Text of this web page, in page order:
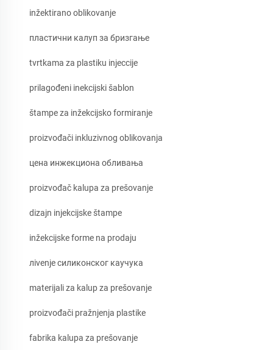
inžektirano oblikovanje
пластични калуп за бризгање
tvrtkama za plastiku injeccije
prilagođeni inekcijski šablon
štampe za inžekcijsko formiranje
proizvođači inkluzivnog oblikovanja
цена инжекциона обливања
proizvođač kalupa za prešovanje
dizajn injekcijske štampe
inžekcijske forme na prodaju
лivenje силиконског каучука
materijali za kalup za prešovanje
proizvođači pražnjenja plastike
fabrika kalupa za prešovanje